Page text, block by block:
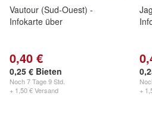
Vautour (Sud-Ouest) -
Infokarte über
0,40 €
0,25 € Bieten
Noch7 Tage 9 Std.
+ 1,50 € Versand
+